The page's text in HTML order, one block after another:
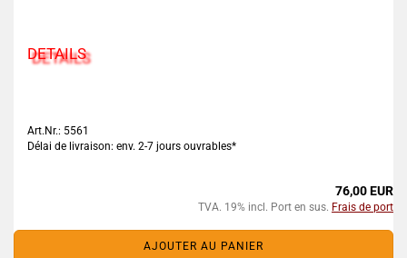
DETAILS
Art.Nr.: 5561
Délai de livraison: env. 2-7 jours ouvrables*
76,00 EUR
TVA. 19% incl. Port en sus. Frais de port
AJOUTER AU PANIER